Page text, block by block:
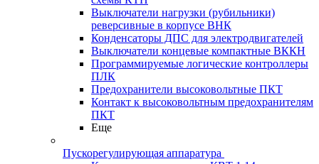
Выключатели нагрузки (рубильники)
реверсивные в корпусе ВНК
Конденсаторы ДПС для электродвигателей
Выключатели концевые компактные ВККН
Программируемые логические контроллеры
ПЛК
Предохранители высоковольтные ПКТ
Контакт к высоковольтным предохранителям
ПКТ
Еще
Пускорегулирующая аппаратура